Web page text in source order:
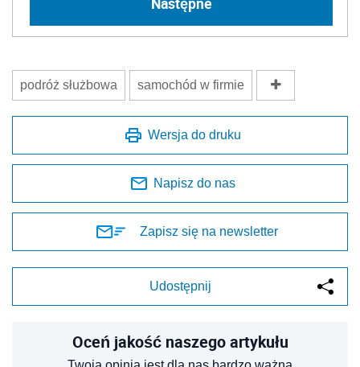
podróż służbowa samochód w firmie
Wersja do druku
Napisz do nas
Zapisz się na newsletter
Udostępnij
Oceń jakość naszego artykułu